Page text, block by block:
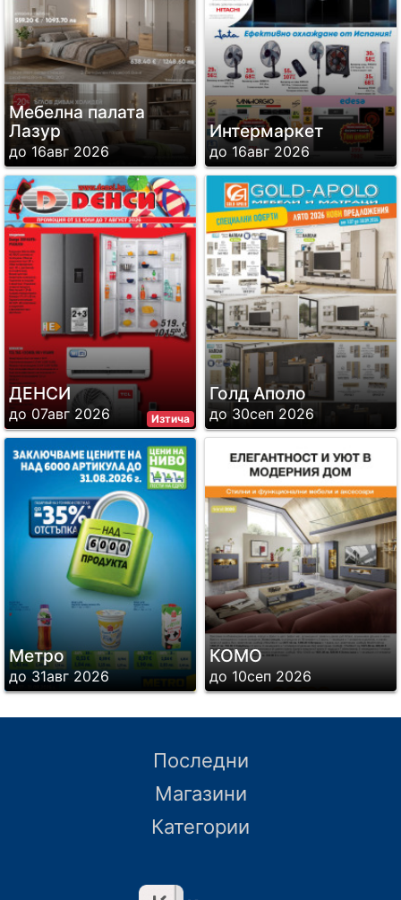
Мебелна палата
Лазур
до 16авг 2026
Интермаркет
до 16авг 2026
Изтича
ДЕНСИ
до 07авг 2026
Голд Аполо
до 30сеп 2026
Метро
до 31авг 2026
КОМО
до 10сеп 2026
Последни
Магазини
Категории